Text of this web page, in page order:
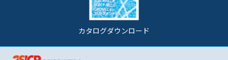
カタログダウンロード